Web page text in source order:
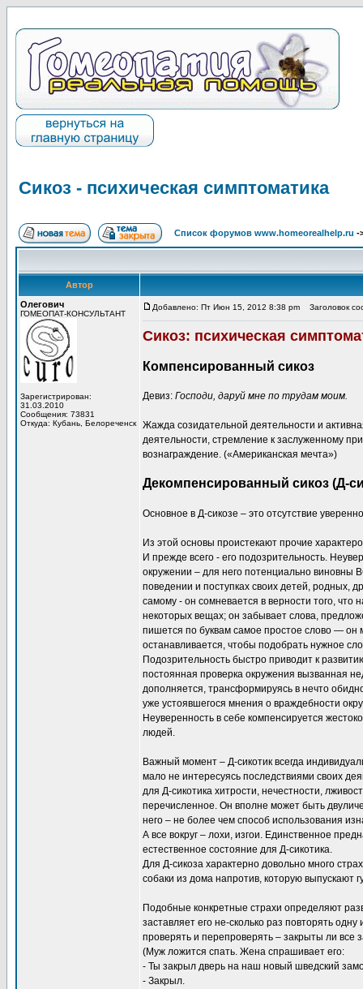
Сикоз - психическая симптоматика
Список форумов www.homeorealhelp.ru -
Автор
Олегович
ГОМЕОПАТ-КОНСУЛЬТАНТ
Зарегистрирован:
31.03.2010
Сообщения: 73831
Откуда: Кубань, Белореченск
Добавлено: Пт Июн 15, 2012 8:38 pm Заголовок
Сикоз: психическая
Компенсированный сикоз
Девиз: Господи, даруй мне по трудам моим.
Жажда созидательной деятельности и
деятельности, стремление к заслуженному
вознаграждение. («Американская мечта»)
Декомпенсированный сикоз (Д-
Основное в Д-сикозе – это отсутствие
Из этой основы проистекают прочие
И прежде всего - его подозрительность.
окружении – для него потенциально виновны
поведении и поступках своих детей, родных,
самому - он сомневается в верности того, что
некоторых вещах; он забывает слова,
пишется по буквам самое простое слово — он
останавливается, чтобы подобрать нужное
Подозрительность быстро приводит к
постоянная проверка окружения вызванная
дополняется, трансформируясь в нечто
уже устоявшегося мнения о враждебности
Неуверенность в себе компенсируется
людей.
Важный момент – Д-сикотик всегда
мало не интересуясь последствиями своих
для Д-сикотика хитрости, нечестности,
перечисленное. Он вполне может быть
него – не более чем способ использования
А все вокруг – лохи, изгои. Единственное
естественное состояние для Д-сикотика.
Для Д-сикоза характерно довольно много
собаки из дома напротив, которую выпускают
Подобные конкретные страхи определяют
заставляет его не-сколько раз повторять
проверять и перепроверять – закрыты ли все
(Муж ложится спать. Жена спрашивает его:
- Ты закрыл дверь на наш новый шведский
- Закрыл.